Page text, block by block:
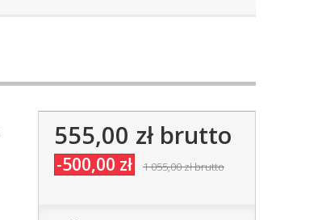
555,00 złbrutto
-500,00 zł 1 055,00 złbrutto